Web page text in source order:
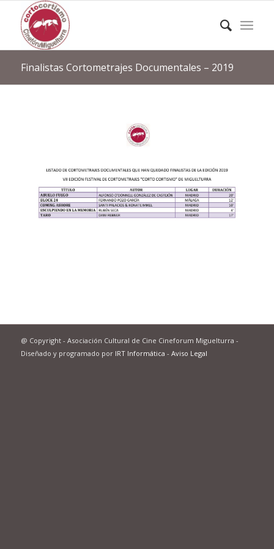
Finalistas Cortometrajes Documentales – 2019
@ Copyright - Asociación Cultural de Cine Cineforum Miguelturra -
Diseñado y programado por IRT Informática - Aviso Legal